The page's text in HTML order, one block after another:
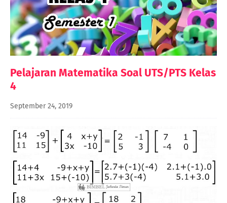
Pelajaran Matematika Soal UTS/PTS Kelas
4
September 24, 2019